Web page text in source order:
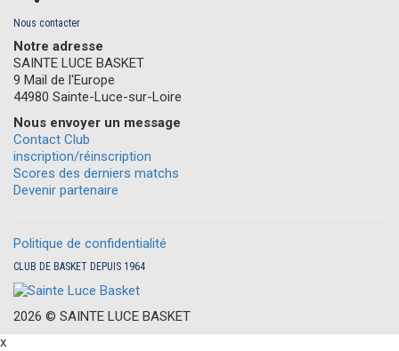
Nous contacter
Notre adresse
SAINTE LUCE BASKET
9 Mail de l'Europe
44980 Sainte-Luce-sur-Loire
Nous envoyer un message
Contact Club
inscription/réinscription
Scores des derniers matchs
Devenir partenaire
Politique de confidentialité
CLUB DE BASKET DEPUIS 1964
2026 © SAINTE L UCE BASKET
x